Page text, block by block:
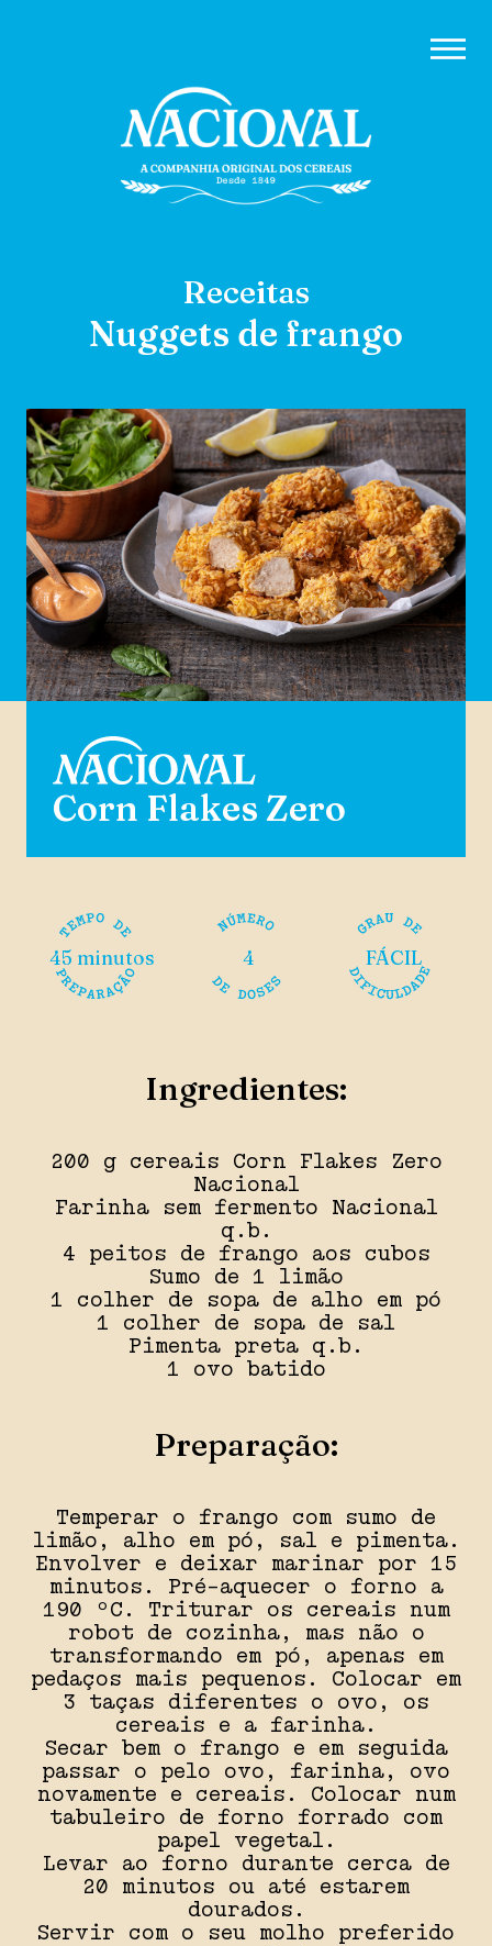
Receitas
Nuggets de frango
Corn Flakes Zero
45 minutos 4 FÁCIL
Ingredientes:
200 g cereais Corn Flakes Zero
Nacional
Farinha sem fermento Nacional
q.b.
4 peitos de frango aos cubos
Sumo de 1 limão
1 colher de sopa de alho em pó
1 colher de sopa de sal
Pimenta preta q.b.
1 ovo batido
Preparação:
Temperar o frango com sumo de
limão, alho em pó, sal e pimenta.
Envolver e deixar marinar por 15
minutos. Pré-aquecer o forno a
190 ºC. Triturar os cereais num
robot de cozinha, mas não o
transformando em pó, apenas em
pedaços mais pequenos. Colocar em
3 taças diferentes o ovo, os
cereais e a farinha.
Secar bem o frango e em seguida
passar o pelo ovo, farinha, ovo
novamente e cereais. Colocar num
tabuleiro de forno forrado com
papel vegetal.
Levar ao forno durante cerca de
20 minutos ou até estarem
dourados.
Servir com o seu molho preferido